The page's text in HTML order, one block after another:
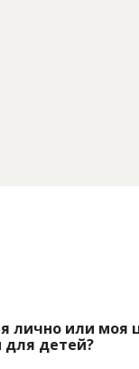
лично или моя
для детей?